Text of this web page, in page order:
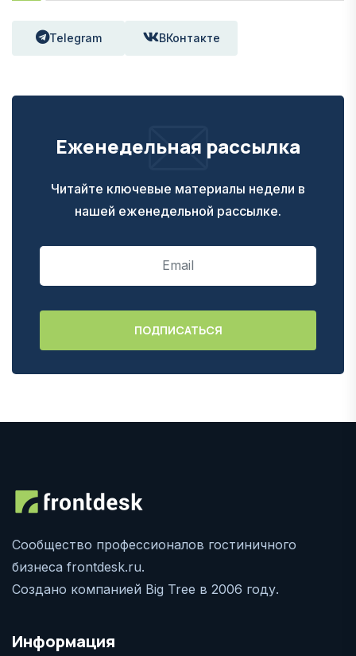
Telegram ВКонтакте
Еженедельная рассылка
Читайте ключевые материалы недели в
нашей еженедельной рассылке.
Сообщество профессионалов гостиничного
бизнеса frontdesk.ru.
Создано компанией Big Tree в 2006 году.
Информация